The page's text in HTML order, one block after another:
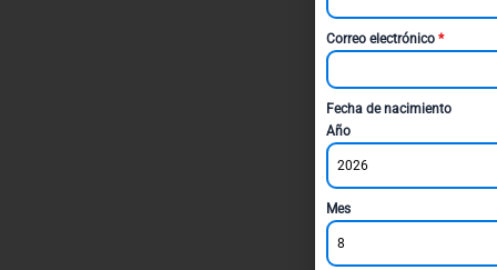
Correo electrónico *
Fecha de nacimiento
Año
2026
Mes
8